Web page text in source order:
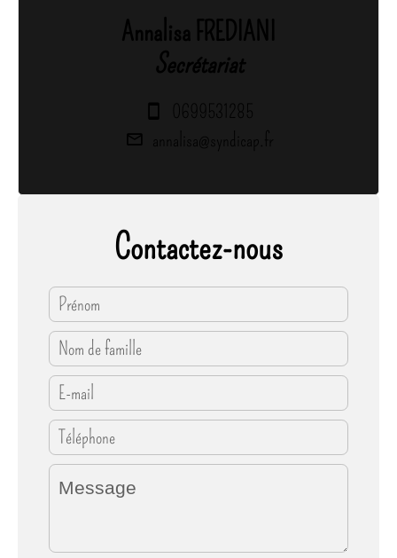
Annalisa FREDIANI
Secrétariat
0699531285
annalisa@syndicap.fr
Contactez-nous